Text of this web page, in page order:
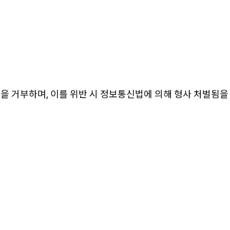
거부하며, 이를 위반 시 정보통신법에 의해 형사 처벌됨을